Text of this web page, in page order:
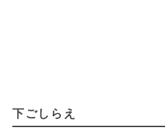
下ごしらえ